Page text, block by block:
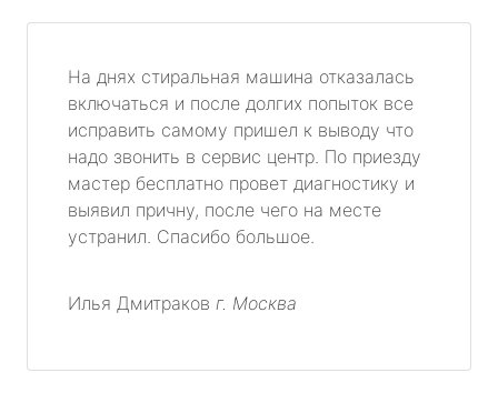
На днях стиральная машина отказалась
включаться и после долгих попыток все
исправить самому пришел к выводу что
надо звонить в сервис центр. По приезду
мастер бесплатно провет диагностику и
выявил причну, после чего на месте
устранил. Спасибо большое.
Илья Дмитраков г. Москва